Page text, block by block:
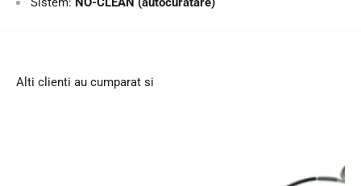
Alti clienti au cumparat si